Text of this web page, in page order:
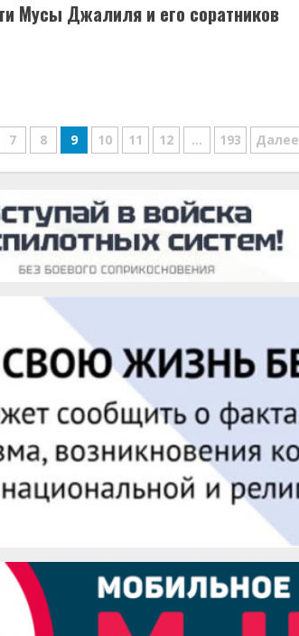
Мусы Джалиля и его соратников
7 8 9 10 11 12 … 193 Далее